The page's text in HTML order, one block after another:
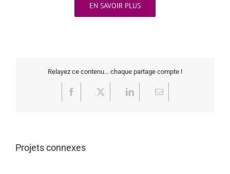
EN SAVOIR PLUS
Relayez ce contenu... chaque partage compte !
Facebook LinkedInEmail
Projets connexes